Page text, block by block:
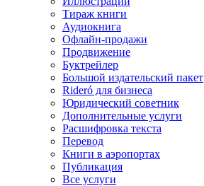
Тираж книги
Аудиокнига
Офлайн-продажи
Продвижение
Буктрейлер
Большой издательский пакет
Rideró для бизнеса
Юридический советник
Дополнительные услуги
Расшифровка текста
Перевод
Книги в аэропортах
Публикация
Все услуги